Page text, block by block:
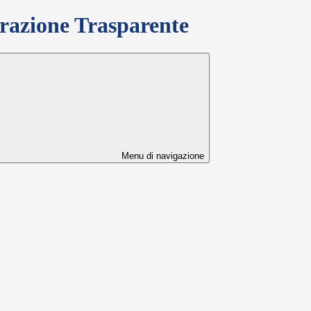
Trasparente
Menu di navigazione